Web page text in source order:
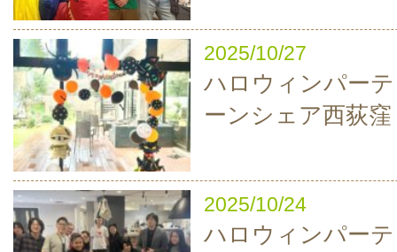
2025/10/27
ハロウィンパー
ーンシェア西荻窪
2025/10/24
ハロウィンパー